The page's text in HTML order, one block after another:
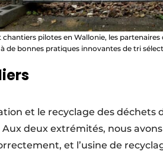
chantiers pilotes en Wallonie, les
de bonnes pratiques innovantes de tri
et le recyclage des
Aux deux extrémités, nous
et l’usine de